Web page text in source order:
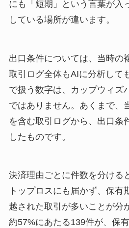
にも「短期」という言葉が入
している場所が違います。
出口条件については、当時の
取引ログ全体もAIに分析して
で扱う数字は、カップウィズ
ではありません。あくまで、
を含む取引ログから、出口条
したものです。
決済理由ごとに件数を分ける
トップロスにも届かず、保有
越された取引が多いことが分
約57%にあたる139件が、保